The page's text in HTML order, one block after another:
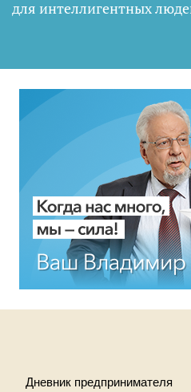
для интеллигентных
Дневник предпринимателя